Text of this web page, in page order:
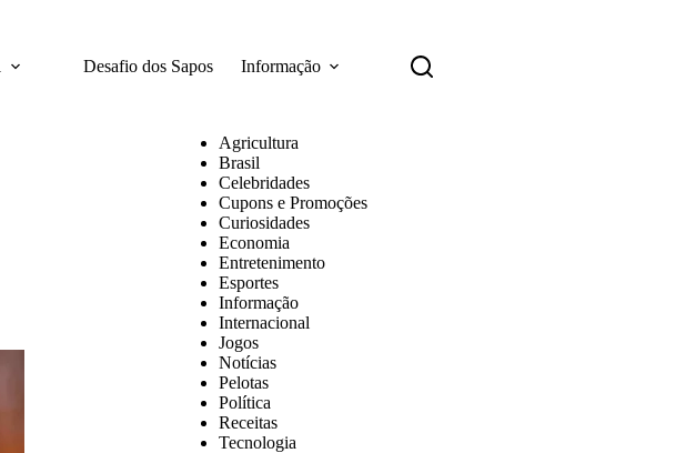
Desafio dos Sapos Informação
Agricultura
Brasil
Celebridades
Cupons e Promoções
Curiosidades
Economia
Entretenimento
Esportes
Informação
Internacional
Jogos
Notícias
Pelotas
Política
Receitas
Tecnologia